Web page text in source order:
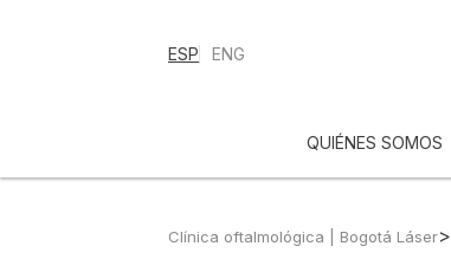
ESP ENG
QUIÉNES SOMOS
Clínica oftalmológica | Bogotá Láser>